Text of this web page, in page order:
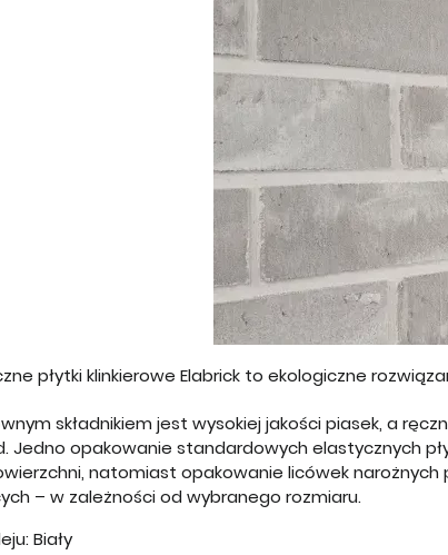
płytki klinkierowe Elabrick to ekologiczne
składnikiem jest wysokiej jakości piasek, a
Jedno opakowanie standardowych elastycznych
natomiast opakowanie licówek
– w zależności od wybranego rozmiaru.
Biały